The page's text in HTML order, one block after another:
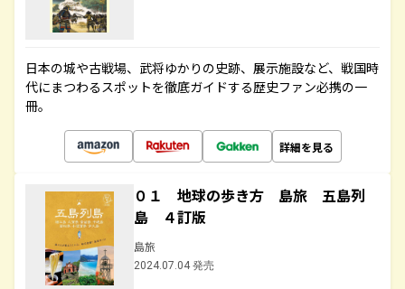
日本の城や古戦場、武将ゆかりの史跡、展示施設など、戦国時
代にまつわるスポットを徹底ガイドする歴史ファン必携の一
冊。
詳細を見る
０１ 地球の歩き方 島旅 五島列
島 ４訂版
島旅
2024.07.04 発売